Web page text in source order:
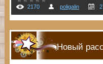
2170 poligalin
Новый